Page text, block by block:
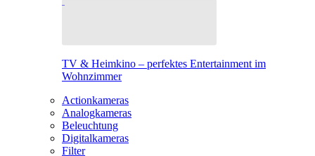
TV & Heimkino – perfektes Entertainment im
Wohnzimmer
Actionkameras
Analogkameras
Beleuchtung
Digitalkameras
Filter